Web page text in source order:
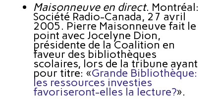
Maisonneuve en direct. Montréal:
Société Radio-Canada, 27 avril
2005. Pierre Maisonneuve fait le
point avec Jocelyne Dion,
présidente de la Coalition en
faveur des bibliothèques
scolaires, lors de la tribune ayant
pour titre: «Grande Bibliothèque:
les ressources investies
favoriseront-elles la lecture?».